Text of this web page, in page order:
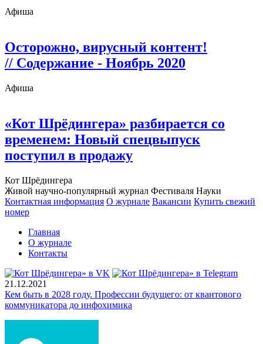
Афиша
Осторожно, вирусный контент!
// Содержание - Ноябрь 2020
Афиша
«Кот Шрёдингера» разбирается со
временем: Новый спецвыпуск
поступил в продажу
Кот Шрёдингера
Живой научно-популярный журнал Фестиваля Науки
Контактная информация О журнале Вакансии Купить свежий
номер
Главная
О журнале
Контакты
21.12.2021
Кем быть в 2028 году. Профессии будущего: от квантового
коммуникатора до инфохимика